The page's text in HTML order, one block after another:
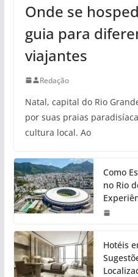
Onde se
guia para
viajantes
Redação
Natal, capital do Rio
por suas praias
cultura local. Ao
Como
no Rio
Hotéis